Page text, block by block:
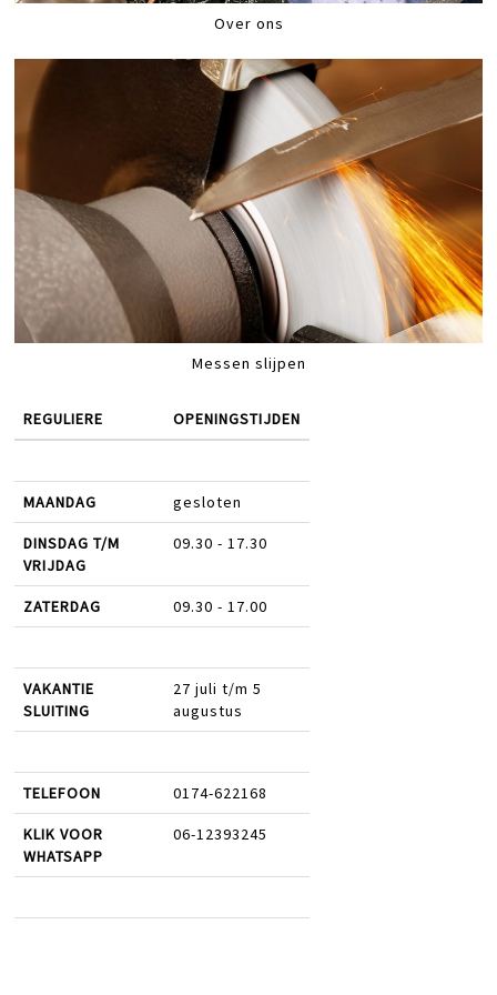
Over ons
Messen slijpen
REGULIERE OPENINGSTIJDEN
MAANDAG gesloten
DINSDAG T/M
VRIJDAG
09.30 - 17.30
ZATERDAG 09.30 - 17.00
VAKANTIE
SLUITING
27 juli t/m 5
augustus
TELEFOON 0174-622168
KLIK VOOR
WHATSAPP
06-12393245